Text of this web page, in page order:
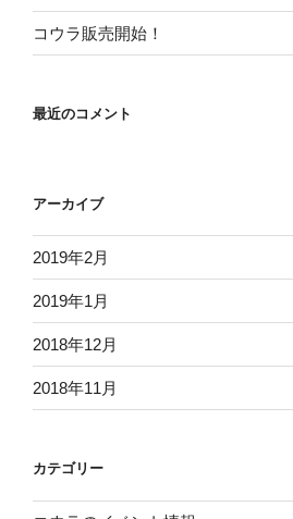
コウラ販売開始！
最近のコメント
アーカイブ
2019年2月
2019年1月
2018年12月
2018年11月
カテゴリー